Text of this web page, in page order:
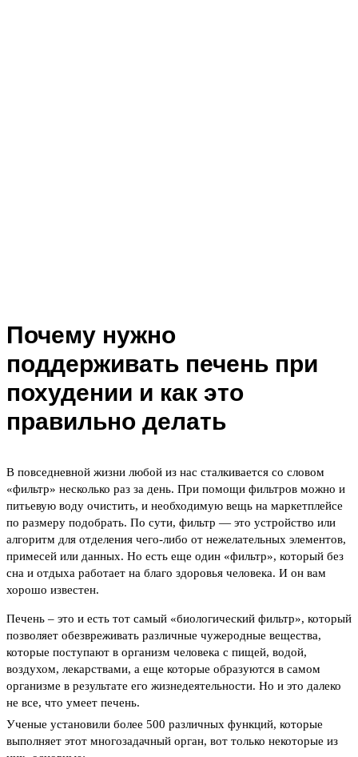
Почему нужно
поддерживать печень при
похудении и как это
правильно делать
В повседневной жизни любой из нас сталкивается со словом
«фильтр» несколько раз за день. При помощи фильтров можно и
питьевую воду очистить, и необходимую вещь на маркетплейсе
по размеру подобрать. По сути, фильтр — это устройство или
алгоритм для отделения чего-либо от нежелательных элементов,
примесей или данных. Но есть еще один «фильтр», который без
сна и отдыха работает на благо здоровья человека. И он вам
хорошо известен.
Печень – это и есть тот самый «биологический фильтр», который
позволяет обезвреживать различные чужеродные вещества,
которые поступают в организм человека с пищей, водой,
воздухом, лекарствами, а еще которые образуются в самом
организме в результате его жизнедеятельности. Но и это далеко
не все, что умеет печень.
Ученые установили более 500 различных функций, которые
выполняет этот многозадачный орган, вот только некоторые из